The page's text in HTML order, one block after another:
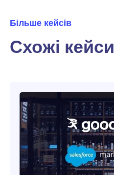
Більше кейсів
Схожі кейси